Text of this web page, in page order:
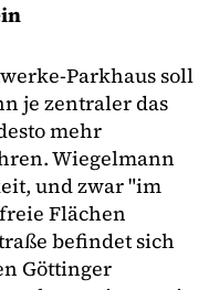
Parkhaus soll
je zentraler das
mehr
Wiegelmann
und zwar "im
Flächen
befindet sich
Göttinger